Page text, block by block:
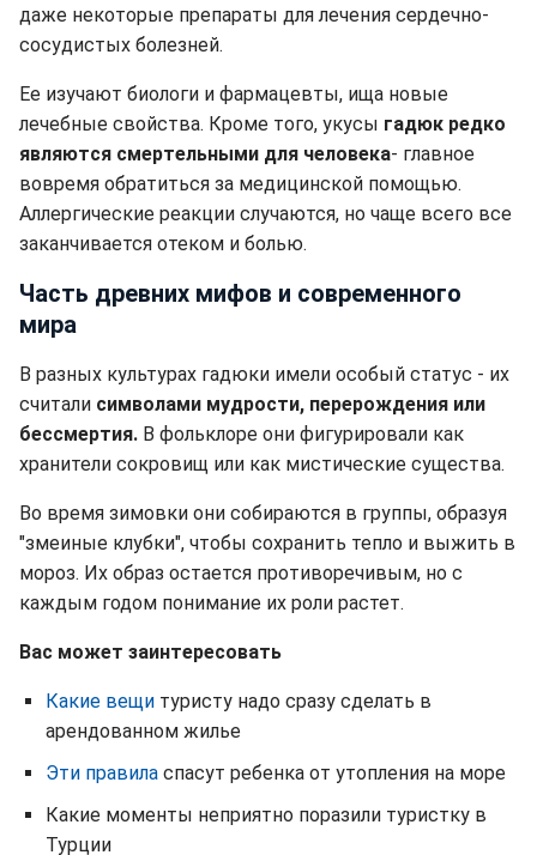
даже некоторые препараты для лечения сердечно-
сосудистых болезней.
Ее изучают биологи и фармацевты, ища новые
лечебные свойства. Кроме того, укусы гадюк редко
являются смертельными для человека- главное
вовремя обратиться за медицинской помощью.
Аллергические реакции случаются, но чаще всего все
заканчивается отеком и болью.
Часть древних мифов и современного
мира
В разных культурах гадюки имели особый статус - их
считали символами мудрости, перерождения или
бессмертия. В фольклоре они фигурировали как
хранители сокровищ или как мистические существа.
Во время зимовки они собираются в группы, образуя
"змеиные клубки", чтобы сохранить тепло и выжить в
мороз. Их образ остается противоречивым, но с
каждым годом понимание их роли растет.
Вас может заинтересовать
Какие вещи туристу надо сразу сделать в
арендованном жилье
Эти правила спасут ребенка от утопления на море
Какие моменты неприятно поразили туристку в
Турции